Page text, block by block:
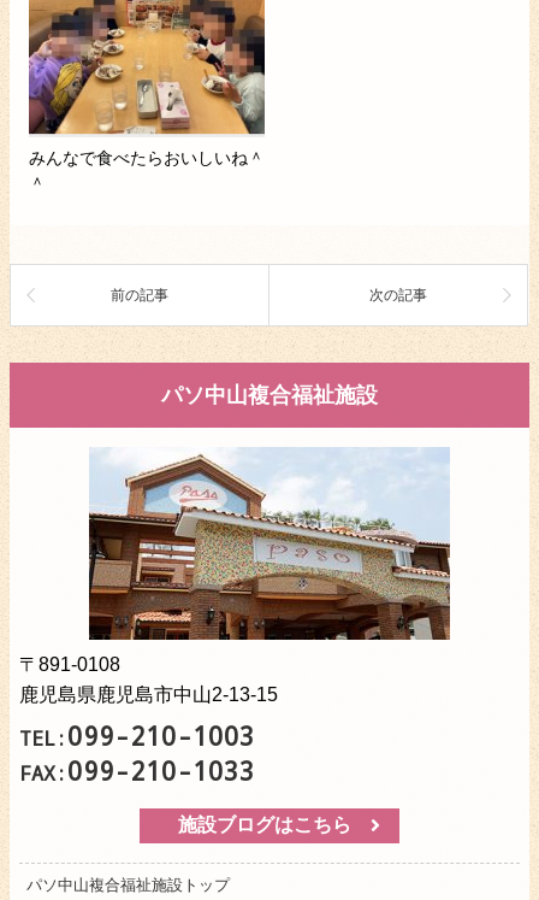
みんなで食べたらおいしいね＾
＾
前の記事 次の記事
パソ中山複合福祉施設
〒891-0108
鹿児島県鹿児島市中山2-13-15
TEL:099-210-1003
FAX:099-210-1033
施設ブログはこちら
パソ中山複合福祉施設トップ